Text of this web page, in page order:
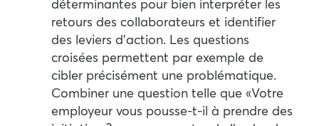
déterminantes pour bien interpréter les
retours des collaborateurs et identifier
des leviers d’action. Les questions
croisées permettent par exemple de
cibler précisément une problématique.
Combiner une question telle que « Votre
employeur vous pousse-t-il à prendre des